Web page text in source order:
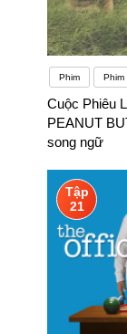
Phim Phim
Cuộc Phiêu
PEANUT
song ngữ
Tập
21